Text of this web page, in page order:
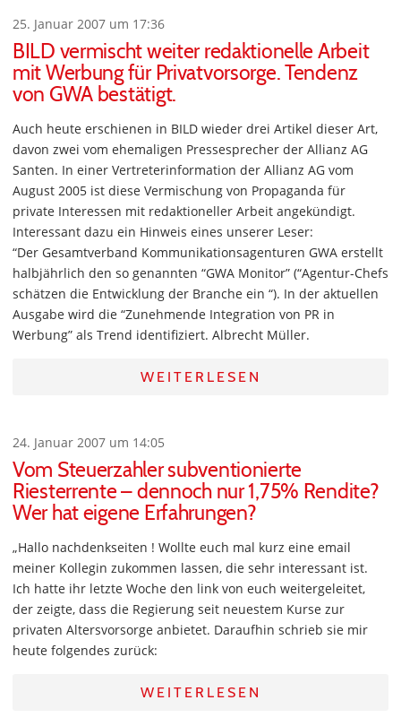
25. Januar 2007 um 17:36
BILD vermischt weiter redaktionelle Arbeit
mit Werbung für Privatvorsorge. Tendenz
von GWA bestätigt.
Auch heute erschienen in BILD wieder drei Artikel dieser Art,
davon zwei vom ehemaligen Pressesprecher der Allianz AG
Santen. In einer Vertreterinformation der Allianz AG vom
August 2005 ist diese Vermischung von Propaganda für
private Interessen mit redaktioneller Arbeit angekündigt.
Interessant dazu ein Hinweis eines unserer Leser:
“Der Gesamtverband Kommunikationsagenturen GWA erstellt
halbjährlich den so genannten “GWA Monitor” (“Agentur-Chefs
schätzen die Entwicklung der Branche ein “). In der aktuellen
Ausgabe wird die “Zunehmende Integration von PR in
Werbung” als Trend identifiziert. Albrecht Müller.
WEITERLESEN
24. Januar 2007 um 14:05
Vom Steuerzahler subventionierte
Riesterrente – dennoch nur 1,75% Rendite?
Wer hat eigene Erfahrungen?
„Hallo nachdenkseiten ! Wollte euch mal kurz eine email
meiner Kollegin zukommen lassen, die sehr interessant ist.
Ich hatte ihr letzte Woche den link von euch weitergeleitet,
der zeigte, dass die Regierung seit neuestem Kurse zur
privaten Altersvorsorge anbietet. Daraufhin schrieb sie mir
heute folgendes zurück:
WEITERLESEN